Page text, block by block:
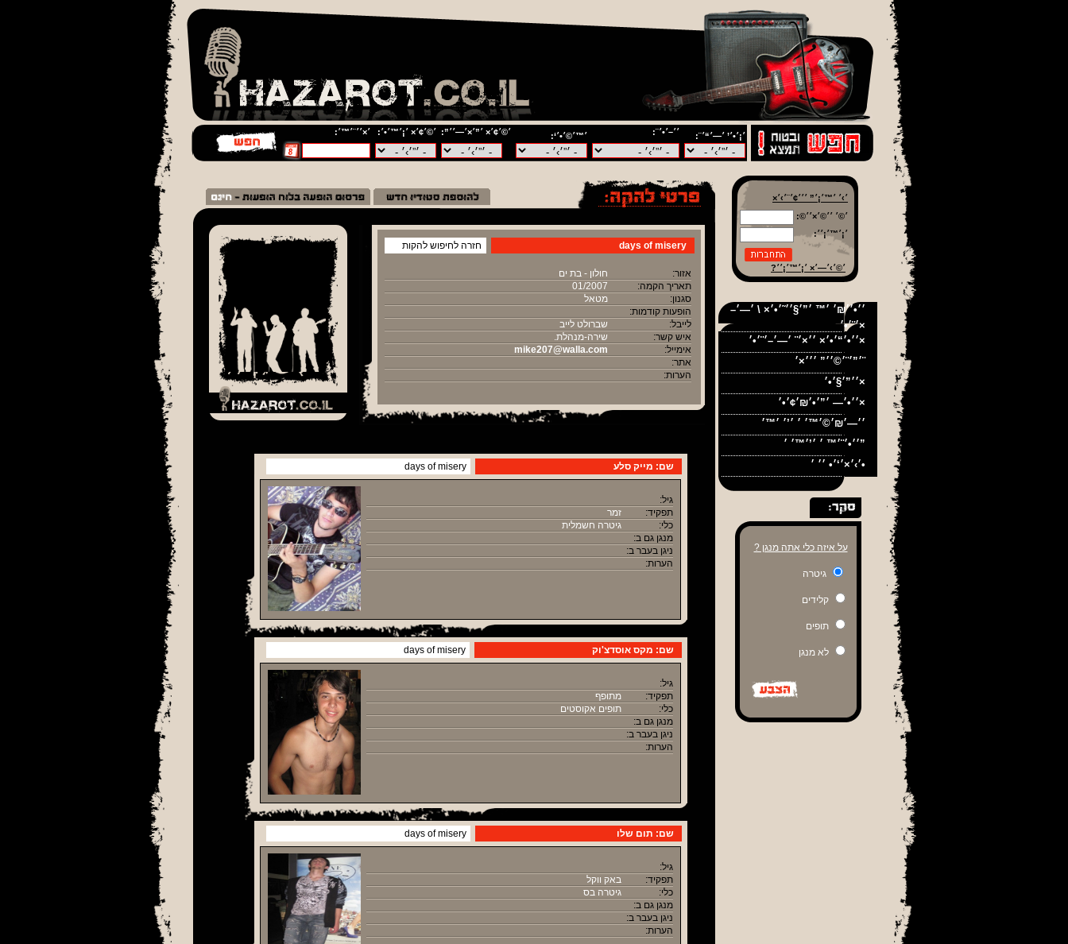
׳×׳׳¨׳™׳: ׳©׳¢׳× ׳¡׳™׳•׳: ׳©׳¢׳× ׳”׳×׳—׳׳”: ׳™׳©׳•׳‘: ׳׳–׳•׳¨: ׳¡׳•׳’ ׳—׳“׳¨:
חזרה לחיפוש להקות days of misery
חולון - בת ים
אזור:
01/2007
תאריך הקמה:
מטאל
סגנון:
הופעות קודמות:
שברולט לייב
לייבל:
שירה-מנהלת.
איש קשר:
mike207@walla.com
אימייל:
אתר:
הערות:
days of misery שם: מייק סלע
גיל:
זמר
תפקיד:
גיטרה חשמלית
כלי:
מנגן גם ב:
ניגן בעבר ב:
הערות:
days of misery שם: מקס אוסדצ'וק
גיל:
מתופף
תפקיד:
תופים אקוסטים
כלי:
מנגן גם ב:
ניגן בעבר ב:
הערות:
days of misery שם: תום שלו
גיל:
באק ווקל
תפקיד:
גיטרה בס
כלי:
מנגן גם ב:
ניגן בעבר ב:
הערות:
׳›׳ ׳™׳¡׳” ׳׳׳¢׳¨׳›׳×
׳©׳ ׳׳©׳×׳׳©:
׳¡׳™׳¡׳׳:
׳©׳›׳—׳× ׳¡׳™׳¡׳׳?
׳׳•׳׳₪׳ ׳™ ׳”׳§׳׳˜׳•׳× \ ׳—׳–
׳¨׳•׳×
׳׳•׳“׳•׳× ׳׳×׳¨ ׳—׳–׳¨׳•׳×
׳”׳¨׳©׳׳” ׳׳׳×׳¨
׳׳”׳§׳•׳×
׳׳•׳— ׳”׳•׳₪׳¢׳•׳×
׳׳•׳¨׳™ ׳ ׳’׳™׳ ׳”
׳›׳×׳‘׳• ׳׳ ׳•
על איזה כלי אתה מנגן ?
גיטרה
קלידים
תופים
לא מנגן